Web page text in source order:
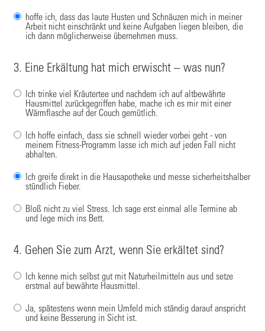
hoffe ich, dass das laute Husten und Schnäuzen mich in meiner
Arbeit nicht einschränkt und keine Aufgaben liegen bleiben, die
ich dann möglicherweise übernehmen muss.
3. Eine Erkältung hat mich erwischt – was nun?
Ich trinke viel Kräutertee und nachdem ich auf altbewährte
Hausmittel zurückgegriffen habe, mache ich es mir mit einer
Wärmflasche auf der Couch gemütlich.
Ich hoffe einfach, dass sie schnell wieder vorbei geht - von
meinem Fitness-Programm lasse ich mich auf jeden Fall nicht
abhalten.
Ich greife direkt in die Hausapotheke und messe sicherheitshalber
stündlich Fieber.
Bloß nicht zu viel Stress. Ich sage erst einmal alle Termine ab
und lege mich ins Bett.
4. Gehen Sie zum Arzt, wenn Sie erkältet sind?
Ich kenne mich selbst gut mit Naturheilmitteln aus und setze
erstmal auf bewährte Hausmittel.
Ja, spätestens wenn mein Umfeld mich ständig darauf anspricht
und keine Besserung in Sicht ist.